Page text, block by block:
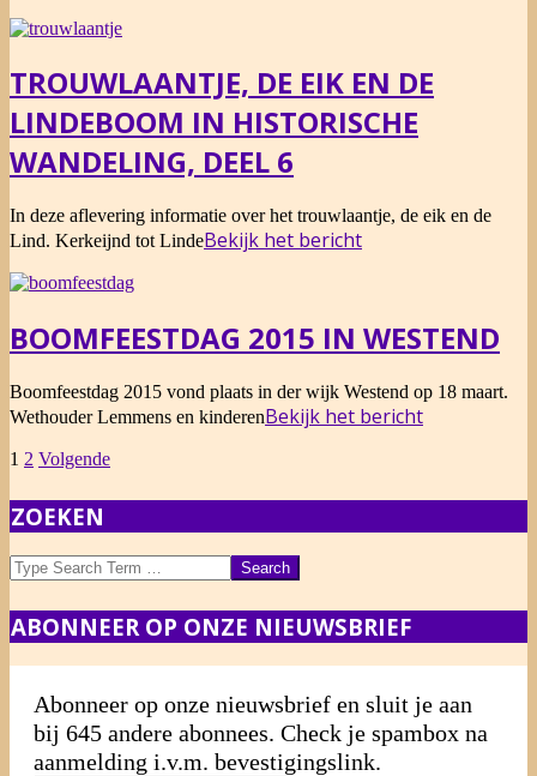
TROUWLAANTJE, DE EIK EN DE
LINDEBOOM IN HISTORISCHE
WANDELING, DEEL 6
2015-
04-
In deze aflevering informatie over het trouwlaantje, de eik en de
Lind. Kerkeijnd tot LindeBekijk het bericht
BOOMFEESTDAG 2015 IN WESTEND
2015-
03-
Boomfeestdag 2015 vond plaats in der wijk Westend op 18 maart.
Wethouder Lemmens en kinderenBekijk het bericht
BERICHTEN
PAGINERING
1 2 Volgende
ZOEKEN
Search
ABONNEER OP ONZE NIEUWSBRIEF
Abonneer op onze nieuwsbrief en sluit je aan
bij 645 andere abonnees. Check je spambox na
aanmelding i.v.m. bevestigingslink.